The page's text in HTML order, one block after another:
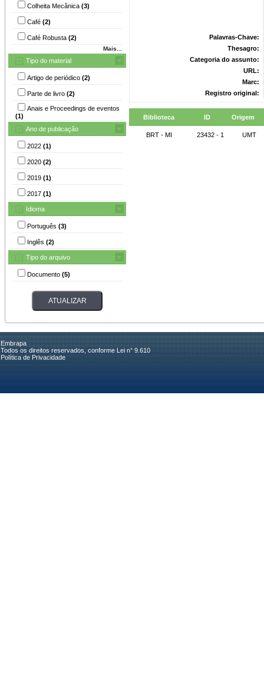
Colheita Mecânica (3)
Café (2)
Café Robusta (2)
Mais...
Tipo do material
Artigo de periódico (2)
Parte de livro (2)
Anais e Proceedings de eventos
(1)
Ano de publicação
2022 (1)
2020 (2)
2019 (1)
2017 (1)
Idioma
Português (3)
Inglês (2)
Tipo do arquivo
Documento (5)
Palavras-Chave:
Thesagro:
Categoria do assunto:
URL:
Marc:
Registro original:
Biblioteca ID Origem
BRT - MI 23432 - 1 UMT
Embrapa
Todos os direitos reservados, conforme Lei n° 9.610
Política de Privacidade